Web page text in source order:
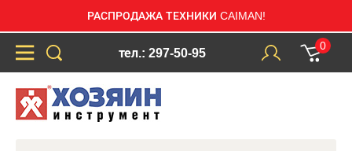
РАСПРОДАЖА ТЕХНИКИ CAIMAN!
тел.: 297-50-95
0